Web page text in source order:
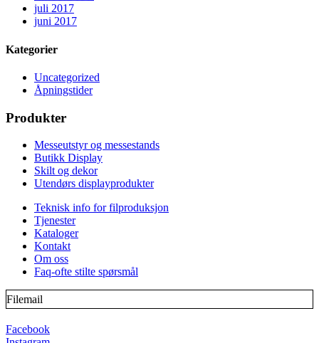
juli 2017
juni 2017
Kategorier
Uncategorized
Åpningstider
Produkter
Messeutstyr og messestands
Butikk Display
Skilt og dekor
Utendørs displayprodukter
Teknisk info for filproduksjon
Tjenester
Kataloger
Kontakt
Om oss
Faq-ofte stilte spørsmål
Filemail
Facebook